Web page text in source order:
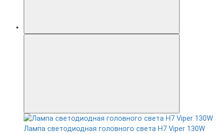
Лампа светодиодная головного света H7 Viper 130W